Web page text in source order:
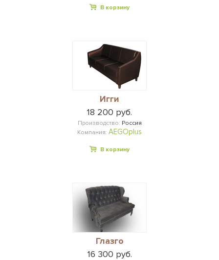
В корзину
Игги
18 200 руб.
Производство: Россия
Компания: AEGOplus
В корзину
Глазго
16 300 руб.